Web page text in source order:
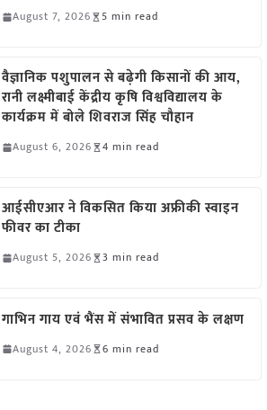
August 7, 2026 5 min read
वैज्ञानिक पशुपालन से बढ़ेगी किसानों की आय,
रानी लक्ष्मीबाई केंद्रीय कृषि विश्वविद्यालय के
कार्यक्रम में बोले शिवराज सिंह चौहान
August 6, 2026 4 min read
आईसीएआर ने विकसित किया अफ्रीकी स्वाइन
फीवर का टीका
August 5, 2026 3 min read
गाभिन गाय एवं भैंस में संभावित प्रसव के लक्षण
August 4, 2026 6 min read